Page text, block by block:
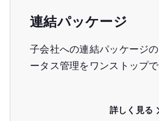
連結パッケージ
子会社への連結パッケージ
ータス管理をワンストップで
詳しく見る